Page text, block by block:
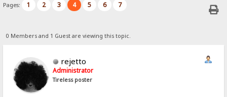
Pages: 1 2 3 4 5 6 7
0 Members and 1 Guest are viewing this topic.
rejetto
Administrator
Tireless poster